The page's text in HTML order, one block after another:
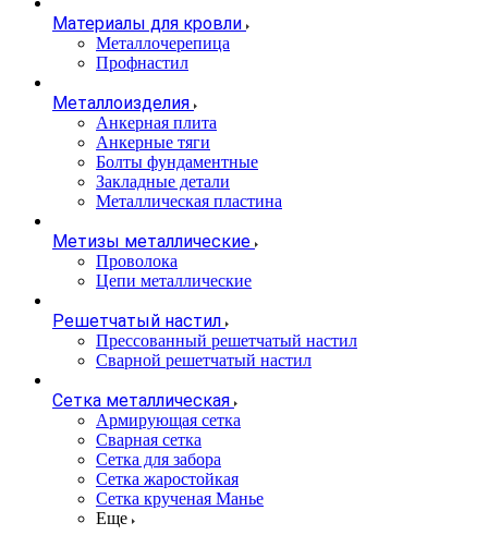
Материалы для кровли
Металлочерепица
Профнастил
Металлоизделия
Анкерная плита
Анкерные тяги
Болты фундаментные
Закладные детали
Металлическая пластина
Метизы металлические
Проволока
Цепи металлические
Решетчатый настил
Прессованный решетчатый настил
Сварной решетчатый настил
Сетка металлическая
Армирующая сетка
Сварная сетка
Сетка для забора
Сетка жаростойкая
Сетка крученая Манье
Еще